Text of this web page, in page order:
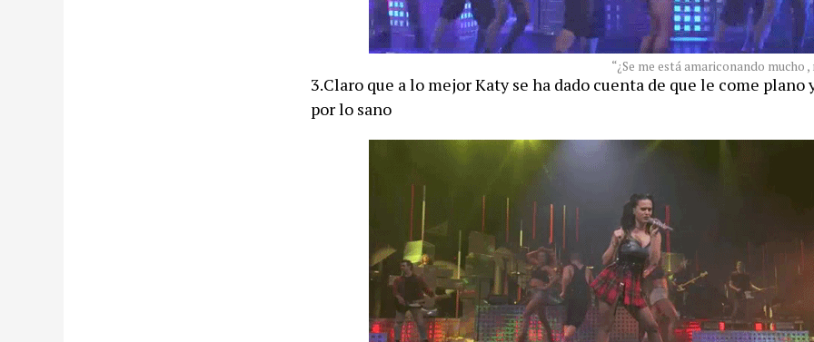
“¿Se me está amariconando mucho ,
3.Claro que a lo mejor Katy se ha dado cuenta de que le come plano
por lo sano